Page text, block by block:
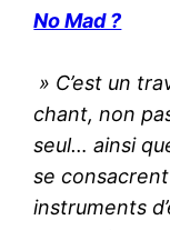
No Mad ?
» C’est un
chant, non
seul… ainsi
se
instruments